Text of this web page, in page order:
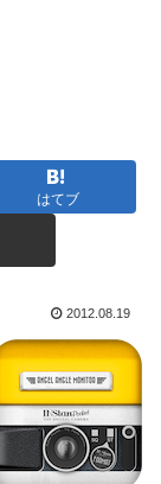
はてブ
2012.08.19